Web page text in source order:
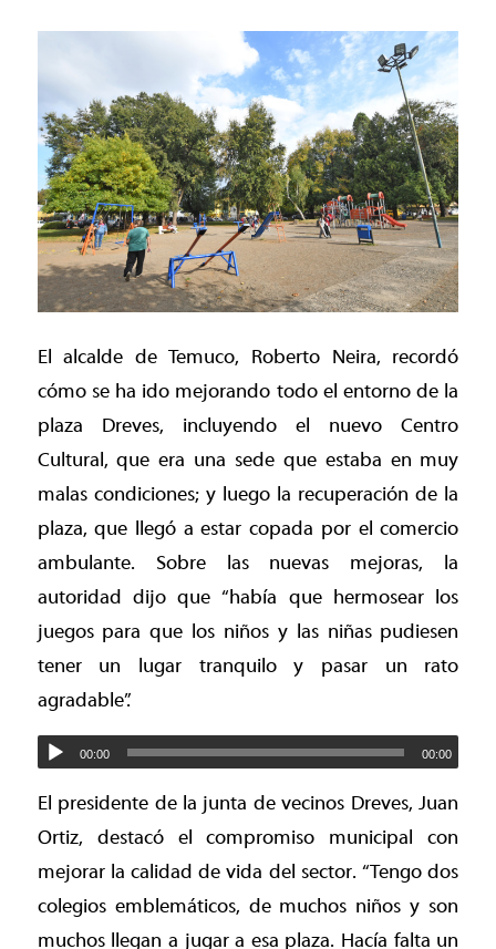
El alcalde de Temuco, Roberto Neira, recordó
cómo se ha ido mejorando todo el entorno de la
plaza Dreves, incluyendo el nuevo Centro
Cultural, que era una sede que estaba en muy
malas condiciones; y luego la recuperación de la
plaza, que llegó a estar copada por el comercio
ambulante. Sobre las nuevas mejoras, la
autoridad dijo que “había que hermosear los
juegos para que los niños y las niñas pudiesen
tener un lugar tranquilo y pasar un rato
agradable”.
00:00 00:00
El presidente de la junta de vecinos Dreves, Juan
Ortiz, destacó el compromiso municipal con
mejorar la calidad de vida del sector. “Tengo dos
colegios emblemáticos, de muchos niños y son
muchos llegan a jugar a esa plaza. Hacía falta un